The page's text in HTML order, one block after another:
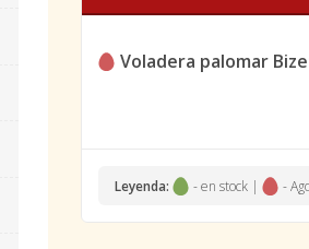
Voladera palomar
Leyenda: - en stock | -